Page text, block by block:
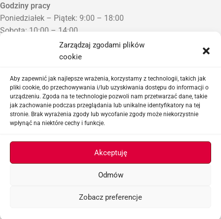
Zarządzaj zgodami plików
cookie
Aby zapewnić jak najlepsze wrażenia, korzystamy z technologii, takich jak
pliki cookie, do przechowywania i/lub uzyskiwania dostępu do informacji o
urządzeniu. Zgoda na te technologie pozwoli nam przetwarzać dane, takie
jak zachowanie podczas przeglądania lub unikalne identyfikatory na tej
stronie. Brak wyrażenia zgody lub wycofanie zgody może niekorzystnie
wpłynąć na niektóre cechy i funkcje.
Akceptuję
Odmów
Zobacz preferencje
Godziny pracy
Poniedziałek – Piątek: 9:00 – 18:00
Sobota: 10:00 – 14:00
Niedziela: Zamknięte
Punkt Odbioru zamówień
Proszę o wcześniejszy kontakt telefoniczny
Sklep airsoftowy i serwis replik ASG